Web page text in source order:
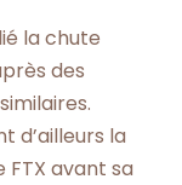
la chute
des
d’ailleurs la
FTX avant sa